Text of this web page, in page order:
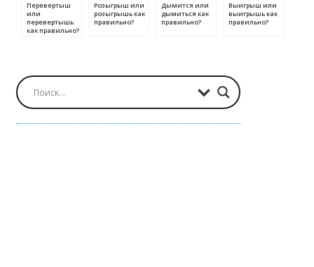
Перевертыш
или
перевертышь
как правильно?
Розыгрыш или
розыгрышь как
правильно?
Дымится или
дымиться как
правильно?
Выигрыш или
выигрышь как
правильно?